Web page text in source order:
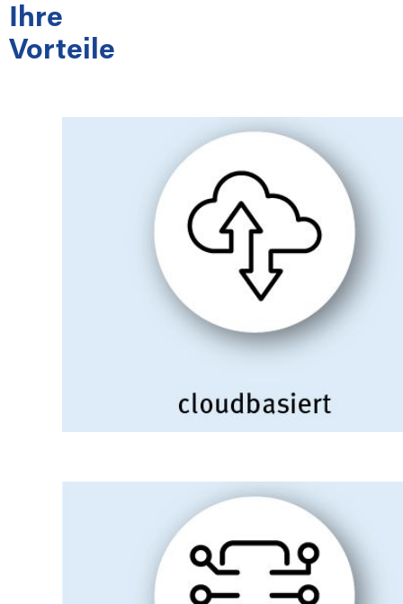
Ihre
Vorteile